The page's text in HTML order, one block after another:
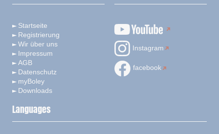
Startseite
Registrierung
Wir über uns
Impressum
AGB
Datenschutz
myBoley
Downloads
Instagram
facebook
Languages